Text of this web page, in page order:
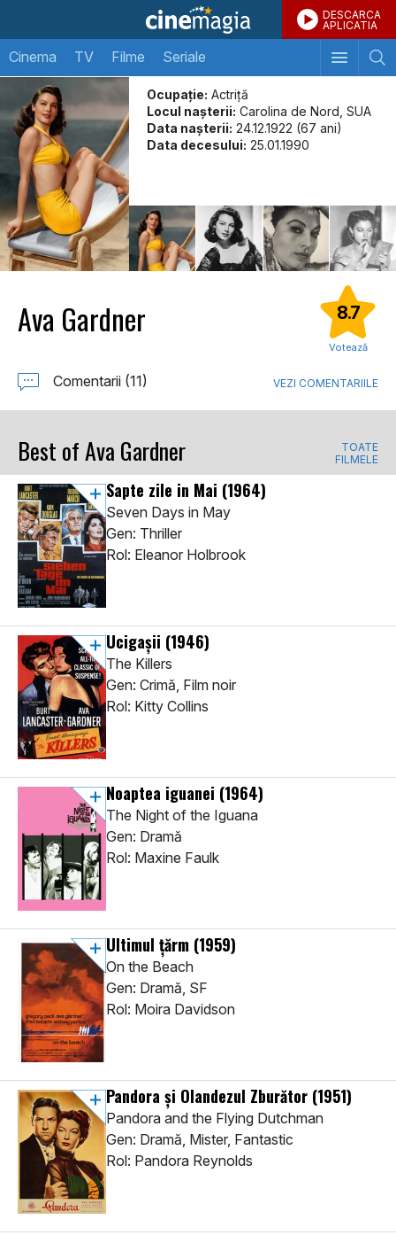
DESCARCA
APLICATIA
Cinema TV Filme Seriale
Ocupație: Actriță
Locul naşterii: Carolina de Nord, SUA
Data naşterii: 24.12.1922 (67 ani)
Data decesului: 25.01.1990
Ava Gardner 8.7
Votează
Comentarii (11) VEZI COMENTARIILE
Best of Ava Gardner
TOATE
FILMELE
Sapte zile in Mai (1964)
Seven Days in May
Gen: Thriller
Rol: Eleanor Holbrook
Ucigaşii (1946)
The Killers
Gen: Crimă, Film noir
Rol: Kitty Collins
Noaptea iguanei (1964)
The Night of the Iguana
Gen: Dramă
Rol: Maxine Faulk
Ultimul țărm (1959)
On the Beach
Gen: Dramă, SF
Rol: Moira Davidson
Pandora şi Olandezul Zburător (1951)
Pandora and the Flying Dutchman
Gen: Dramă, Mister, Fantastic
Rol: Pandora Reynolds